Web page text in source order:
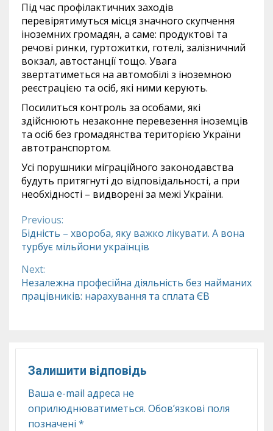
Під час профілактичних заходів
перевірятимуться місця значного скупчення
іноземних громадян, а саме: продуктові та
речові ринки, гуртожитки, готелі, залізничний
вокзал, автостанції тощо. Увага
звертатиметься на автомобілі з іноземною
реєстрацією та осіб, які ними керують.
Посилиться контроль за особами, які
здійснюють незаконне перевезення іноземців
та осіб без громадянства територією України
автотранспортом.
Усі порушники міграційного законодавства
будуть притягнуті до відповідальності, а при
необхідності – видворені за межі України.
Continue
Reading
Previous:
Бідність – хвороба, яку важко лікувати. А вона
турбує мільйони українців
Next:
Незалежна професійна діяльність без найманих
працівників: нарахування та сплата ЄВ
Залишити відповідь
Ваша e-mail адреса не
оприлюднюватиметься. Обов’язкові поля
позначені *